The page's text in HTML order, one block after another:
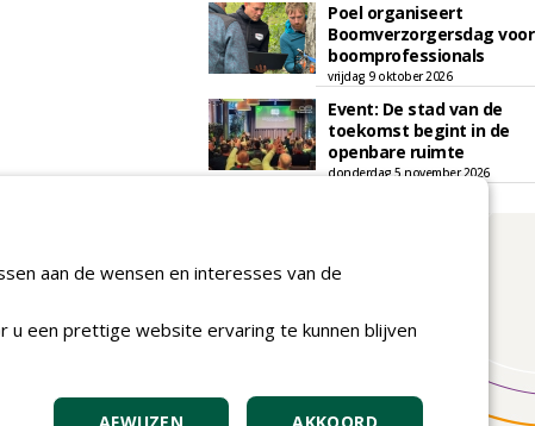
Poel organiseert
Boomverzorgersdag voor
boomprofessionals
vrijdag 9 oktober 2026
Event: De stad van de
toekomst begint in de
openbare ruimte
donderdag 5 november 2026
aan de wensen en interesses van de
u een prettige website ervaring te kunnen blijven